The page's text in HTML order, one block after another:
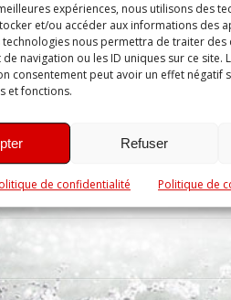
expériences, nous utilisons des
et/ou accéder aux informations des
technologies nous permettra de traiter des
navigation ou les ID uniques sur ce site.
consentement peut avoir un effet négatif
et fonctions.
Refuser
de confidentialité Politique de